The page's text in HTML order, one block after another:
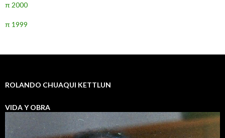
π 2000
π 1999
ROLANDO CHUAQUI KETTLUN
VIDA Y OBRA